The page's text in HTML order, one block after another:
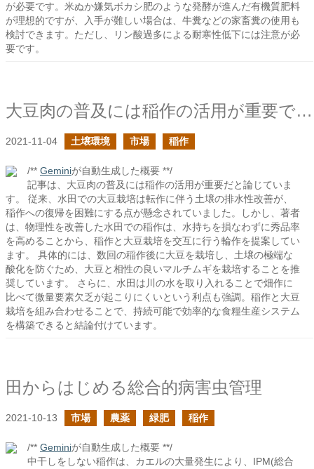
が必要です。米ぬか嫌気ボカシ肥のような発酵が進んだ有機質肥料
が理想的ですが、入手が難しい場合は、牛糞などの家畜糞の使用も
検討できます。ただし、リン酸過多による耐寒性低下には注意が必
要です。
大豆肉の普及には稲作の活用が重要であるはずだ
2021-11-04 土壌環境 市場 稲作
/** Geminiが自動生成した概要 **/
記事は、大豆肉の普及には稲作の活用が重要だと論じていま
す。 従来、水田での大豆栽培は転作に伴う土壌の排水性改善が、
稲作への復帰を困難にする点が懸念されていました。しかし、著者
は、物理性を改善した水田での稲作は、水持ちを損なわずに秀品率
を高めることから、稲作と大豆栽培を交互に行う輪作を提案してい
ます。 具体的には、数回の稲作後に大豆を栽培し、土壌の極端な
酸化を防ぐため、大豆と相性の良いマルチムギを栽培することを推
奨しています。 さらに、水田は川の水を取り入れることで畑作に
比べて微量要素欠乏が起こりにくいという利点も強調。稲作と大豆
栽培を組み合わせることで、持続可能で効率的な食糧生産システム
を構築できると結論付けています。
田からはじめる総合的病害虫管理
2021-10-13 市場 農薬 緑肥 稲作
/** Geminiが自動生成した概要 **/
中干しをしない稲作は、カエルの大量発生により、IPM(総合